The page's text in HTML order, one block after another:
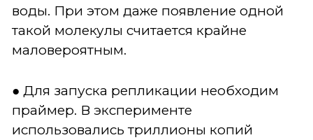
воды. При этом даже появление одной
такой молекулы считается крайне
маловероятным.
● Для запуска репликации необходим
праймер. В эксперименте
использовались триллионы копий